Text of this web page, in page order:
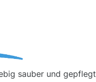
sauber und gepflegt